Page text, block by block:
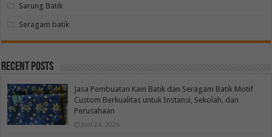
Sarung Batik
Seragam batik
Recent Posts
Jasa Pembuatan Kain Batik dan Seragam Batik Motif
Custom Berkualitas untuk Instansi, Sekolah, dan
Perusahaan
Juni 24, 2026